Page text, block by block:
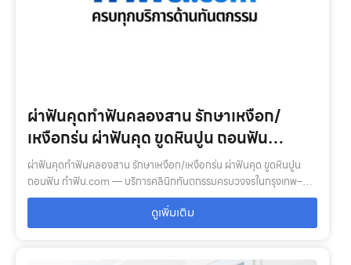
ผ่าฟันคุดทำฟันคลองสาน รักษาเหงือก/
เหงือกร่น ผ่าฟันคุด ขูดหินปูน ถอนฟัน
ทำฟัน.com
ผ่าฟันคุดทำฟันคลองสาน รักษาเหงือก/เหงือกร่น ผ่าฟันคุด ขูดหินปูน
ถอนฟัน ทำฟัน.com — บริการคลินิกทันตกรรมครบวงจรในกรุงเทพ–
ปริมณฑล: ตรวจสุขภาพช่องปาก, จัดฟัน, รากฟันเทียม, ฟอกสีฟัน, ฟัน
ดูเพิ่มเติม